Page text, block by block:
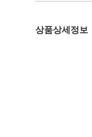
상품상세정보